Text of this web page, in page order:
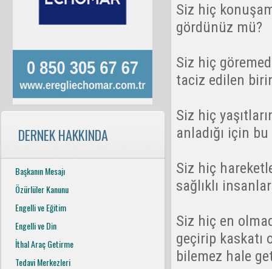
DERNEK HAKKINDA
Başkanın Mesajı
Özürlüler Kanunu
Engelli ve Eğitim
Engelli ve Din
İthal Araç Getirme
Tedavi Merkezleri
Siz hiç
gördünüz mü?
Siz hiç
taciz edilen
Siz hiç
anladığı için
Siz hiç
sağlıklı
Siz hiç en
geçirip kaskatı
bilemez hale